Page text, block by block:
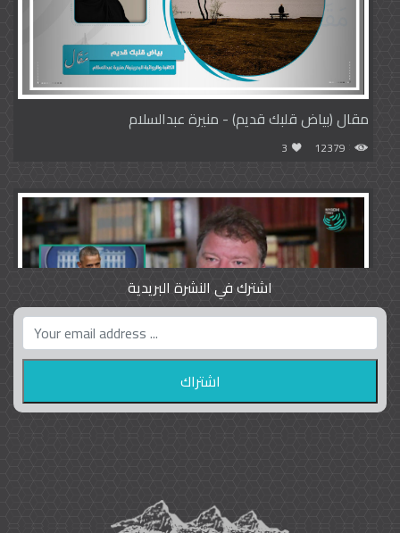
مقال (بياض قلبك قديم) - منيرة عبدالسلام
12379
3
واشنطن بوست واللوبي المزدوج
9797
اشترك في النشرة البريدية